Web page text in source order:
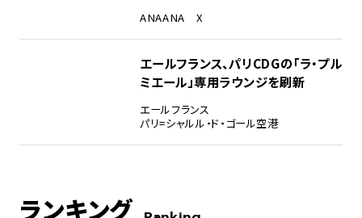
ANAANA X
エールフランス、パリCDGの「ラ・プル
ミエール」専用ラウンジを刷新
エールフランス
パリ=シャルル・ド・ゴール空港
ランキング